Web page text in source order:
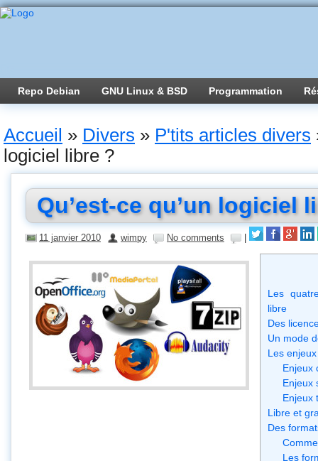
Repo Debian GNU Linux & BSD Programmation
Accueil » Divers » P'tits articles divers
logiciel libre ?
Qu’est-ce qu’un logiciel
11 janvier 2010 wimpy No comments
Les
libre
Des
Un mode
Les
Enjeux
Enjeux
Enjeux
Libre et
Des
Les